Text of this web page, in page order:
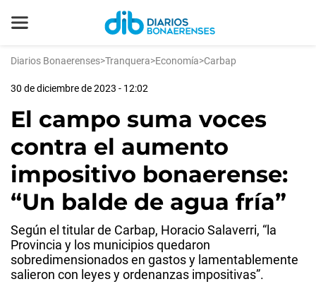
Diarios Bonaerenses>Tranquera>Economía>Carbap
30 de diciembre de 2023 - 12:02
El campo suma voces
contra el aumento
impositivo bonaerense:
“Un balde de agua fría”
Según el titular de Carbap, Horacio Salaverri, “la
Provincia y los municipios quedaron
sobredimensionados en gastos y lamentablemente
salieron con leyes y ordenanzas impositivas”.